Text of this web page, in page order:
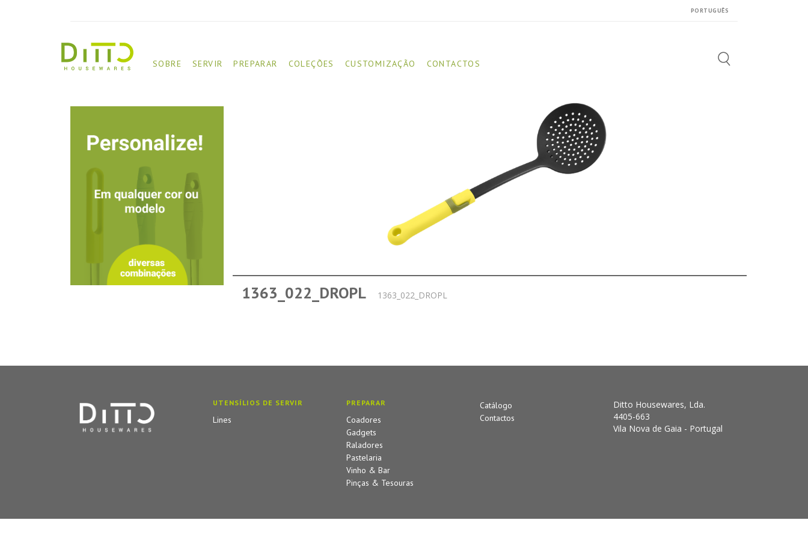
PORTUGUÊS
SOBRE SERVIR PREPARAR COLEÇÕES CUSTOMIZAÇÃO CONTACTOS
Search
1363_022_DROPL 1363_022_DROPL
UTENSÍLIOS DE SERVIR
Lines
PREPARAR
Coadores
Gadgets
Raladores
Pastelaria
Vinho & Bar
Pinças & Tesouras
Catálogo
Contactos
Ditto Housewares, Lda.
4405-663
Vila Nova de Gaia - Portugal